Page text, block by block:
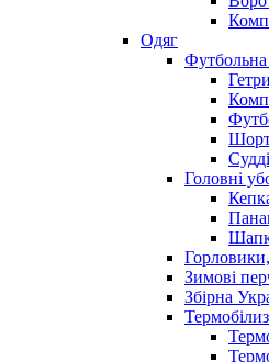
Одяг
Головні
Зимові
Збірна